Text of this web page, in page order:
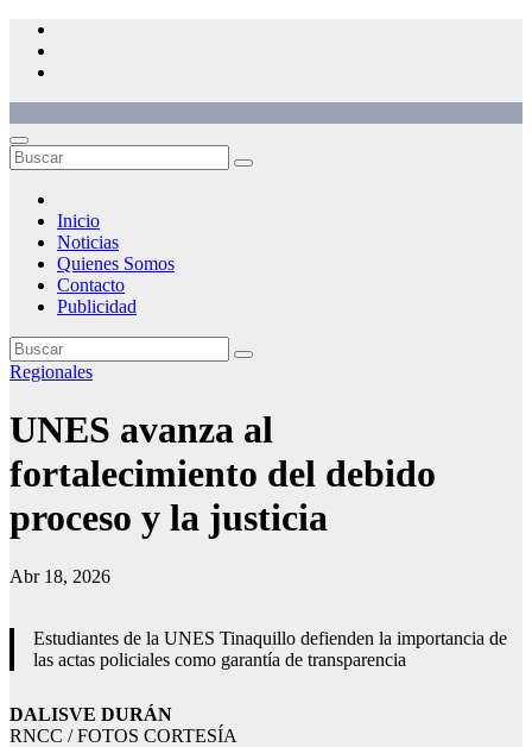
Saltar
contenido
Inicio
Noticias
Quienes Somos
Contacto
Publicidad
Regionales
UNES avanza al
fortalecimiento del debido
proceso y la justicia
Abr 18, 2026
Estudiantes de la UNES Tinaquillo defienden la importancia de
las actas policiales como garantía de transparencia
DALISVE DURÁN
RNCC / FOTOS CORTESÍA